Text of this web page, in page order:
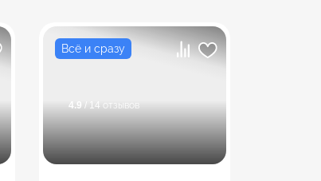
Всё и сразу
4.9 / 14 отзывов